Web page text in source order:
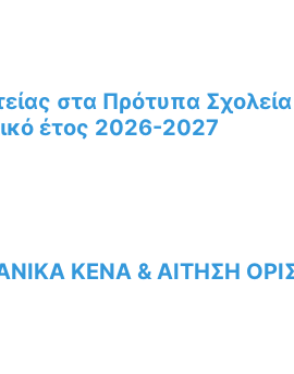
στα Πρότυπα Σχολεία
έτος 2026-2027
ΚΕΝΑ & ΑΙΤΗΣΗ